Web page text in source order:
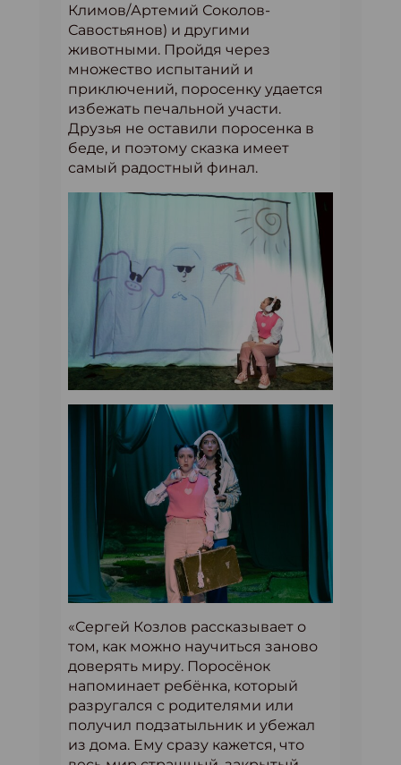
Климов/Артемий Соколов-
Савостьянов) и другими
животными. Пройдя через
множество испытаний и
приключений, поросенку удается
избежать печальной участи.
Друзья не оставили поросенка в
беде, и поэтому сказка имеет
самый радостный финал.
«Сергей Козлов рассказывает о
том, как можно научиться заново
доверять миру. Поросёнок
напоминает ребёнка, который
разругался с родителями или
получил подзатыльник и убежал
из дома. Ему сразу кажется, что